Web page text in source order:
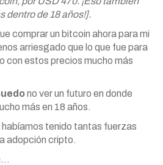
dentro de 18 años!].
comprar un bitcoin ahora para mi
arriesgado que lo que fue para
con estos precios mucho más
no ver un futuro en donde
más en 18 años.
tenido tantas fuerzas
adopción cripto.